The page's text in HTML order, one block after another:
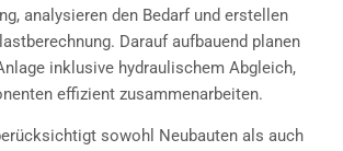
analysieren den Bedarf und erstellen
Darauf aufbauend planen
inklusive hydraulischem Abgleich,
effizient zusammenarbeiten.
sowohl Neubauten als auch